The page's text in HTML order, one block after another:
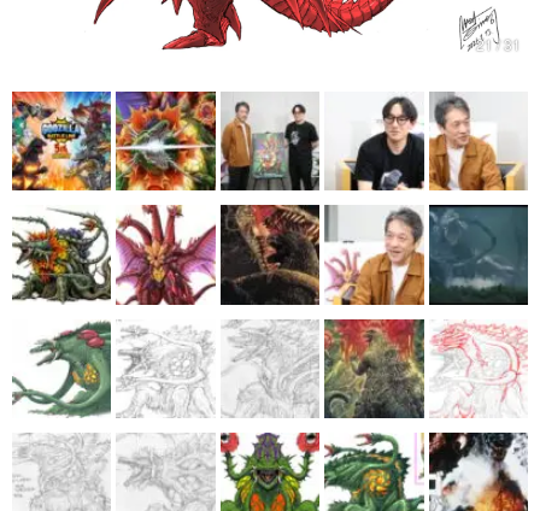
女性向け
その他
電ファミニコゲーマーとは？
運営：株式会社マレ
21 / 31